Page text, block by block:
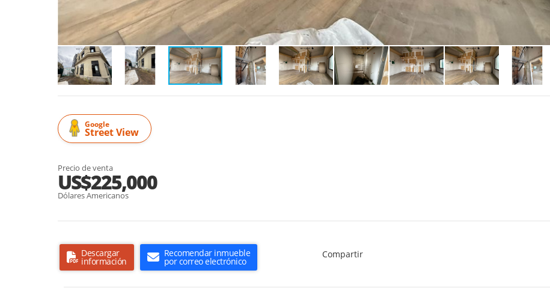
Google
Street View
Precio de venta
US$225,000
Dólares Americanos
Descargar
información
Recomendar inmueble
por correo electrónico
Compartir